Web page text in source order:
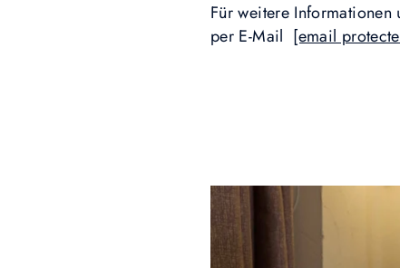
Für weitere
per E-Mail [email